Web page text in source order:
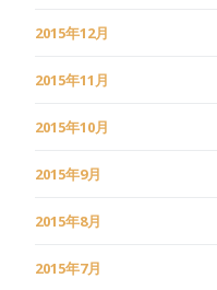
2015年12月
2015年11月
2015年10月
2015年9月
2015年8月
2015年7月